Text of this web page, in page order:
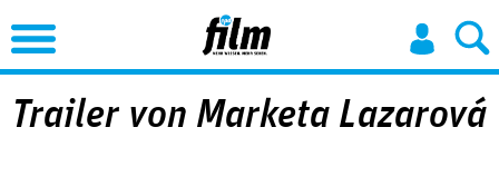
Jump to Navigation
Trailer von Marketa Lazarová